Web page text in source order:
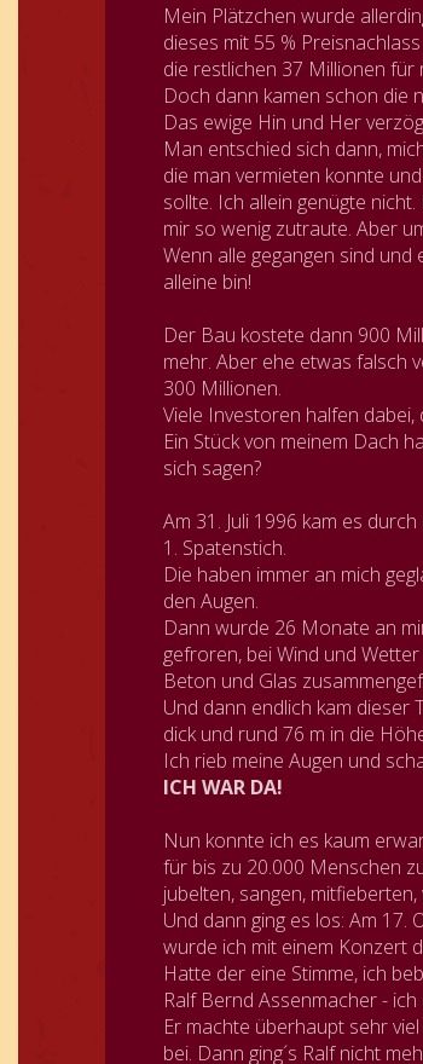
Mein Plätzchen wurde
dieses mit 55 %
die restlichen 37 Millionen für
Doch dann kamen schon die
Das ewige Hin und Her
Man entschied sich dann,
die man vermieten konnte
sollte. Ich allein genügte
mir so wenig zutraute. Aber
Wenn alle gegangen sind
alleine bin!
Der Bau kostete dann 900
mehr. Aber ehe etwas falsch
300 Millionen.
Viele Investoren halfen dabei,
Ein Stück von meinem Dach
sich sagen?
Am 31. Juli 1996 kam es
1. Spatenstich.
Die haben immer an mich
den Augen.
Dann wurde 26 Monate an
gefroren, bei Wind und
Beton und Glas
Und dann endlich kam dieser
dick und rund 76 m in die
Ich rieb meine Augen und
ICH WAR DA!
Nun konnte ich es kaum
für bis zu 20.000 Menschen
jubelten, sangen,
Und dann ging es los: Am
wurde ich mit einem Konzert
Hatte der eine Stimme, ich
Ralf Bernd Assenmacher -
Er machte überhaupt sehr
bei. Dann ging´s Ralf nicht